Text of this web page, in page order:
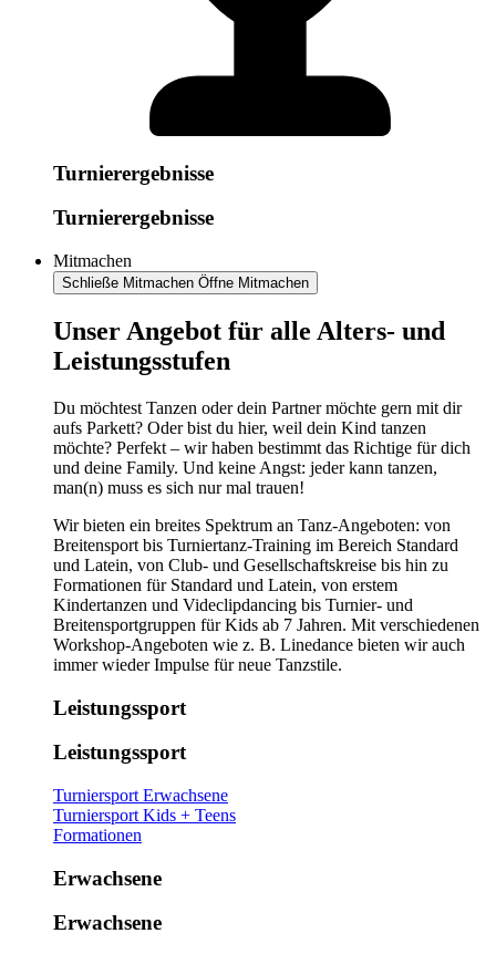
Turnierergebnisse
Turnierergebnisse
Mitmachen
Schließe Mitmachen Öffne Mitmachen
​​​Unser Angebot für alle Alters- und
Leistungsstufen
Du möchtest Tanzen oder dein Partner möchte gern mit dir
aufs Parkett? Oder bist du hier, weil dein Kind tanzen
möchte? Perfekt – wir haben bestimmt das Richtige für dich
und deine Family. Und keine Angst: jeder kann tanzen,
man(n) muss es sich nur mal trauen!
Wir bieten ein breites Spektrum an Tanz-Angeboten: von
Breitensport bis Turniertanz-Training im Bereich Standard
und Latein, von Club- und Gesellschaftskreise bis hin zu
Formationen für Standard und Latein, von erstem
Kindertanzen und Videclipdancing bis Turnier- und
Breitensportgruppen für Kids ab 7 Jahren. Mit verschiedenen
Workshop-Angeboten wie z. B. Linedance bieten wir auch
immer wieder Impulse für neue Tanzstile.
Leistungssport
Leistungssport
Turniersport Erwachsene
Turniersport Kids + Teens
Formationen
Erwachsene
Erwachsene